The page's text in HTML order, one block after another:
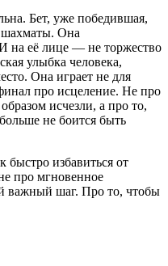
Бет, уже победившая,
шахматы. Она
И на её лице — не торжество
улыбка человека,
Она играет не для
про исцеление. Не про
исчезли, а про то,
не боится быть
избавиться от
про мгновенное
важный шаг. Про то, чтобы